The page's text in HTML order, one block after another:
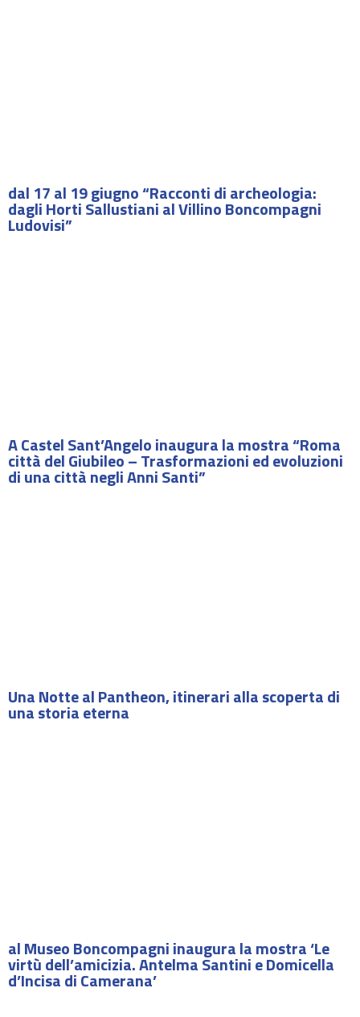
dal 17 al 19 giugno “Racconti di archeologia:
dagli Horti Sallustiani al Villino Boncompagni
Ludovisi”
A Castel Sant’Angelo inaugura la mostra “Roma
città del Giubileo – Trasformazioni ed evoluzioni
di una città negli Anni Santi”
Una Notte al Pantheon, itinerari alla scoperta di
una storia eterna
al Museo Boncompagni inaugura la mostra ‘Le
virtù dell’amicizia. Antelma Santini e Domicella
d’Incisa di Camerana’